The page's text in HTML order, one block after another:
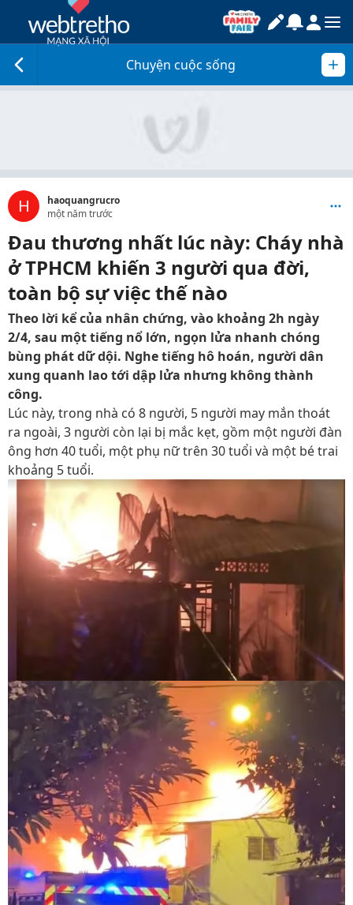
Chuyện cuộc sống
H
haoquangrucro
một năm trước
Đau thương nhất lúc này: Cháy nhà
ở TPHCM khiến 3 người qua đời,
toàn bộ sự việc thế nào
Theo lời kể của nhân chứng, vào khoảng 2h ngày
2/4, sau một tiếng nổ lớn, ngọn lửa nhanh chóng
bùng phát dữ dội. Nghe tiếng hô hoán, người dân
xung quanh lao tới dập lửa nhưng không thành
công.
Lúc này, trong nhà có 8 người, 5 người may mắn thoát
ra ngoài, 3 người còn lại bị mắc kẹt, gồm một người đàn
ông hơn 40 tuổi, một phụ nữ trên 30 tuổi và một bé trai
khoảng 5 tuổi.